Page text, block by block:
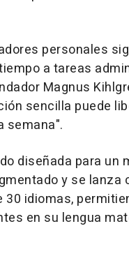
personales
a tareas
Magnus
sencilla puede
semana".
diseñada para un
y se lanza
30 idiomas,
en su lengua